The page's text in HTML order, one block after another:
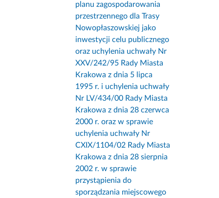
planu zagospodarowania
przestrzennego dla Trasy
Nowopłaszowskiej jako
inwestycji celu publicznego
oraz uchylenia uchwały Nr
XXV/242/95 Rady Miasta
Krakowa z dnia 5 lipca
1995 r. i uchylenia uchwały
Nr LV/434/00 Rady Miasta
Krakowa z dnia 28 czerwca
2000 r. oraz w sprawie
uchylenia uchwały Nr
CXIX/1104/02 Rady Miasta
Krakowa z dnia 28 sierpnia
2002 r. w sprawie
przystąpienia do
sporządzania miejscowego